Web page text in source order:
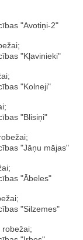
"Avotiņi-2"
"Kļavinieki"
"Kolneji"
"Blisiņi"
"Jāņu mājas"
"Ābeles"
"Silzemes"